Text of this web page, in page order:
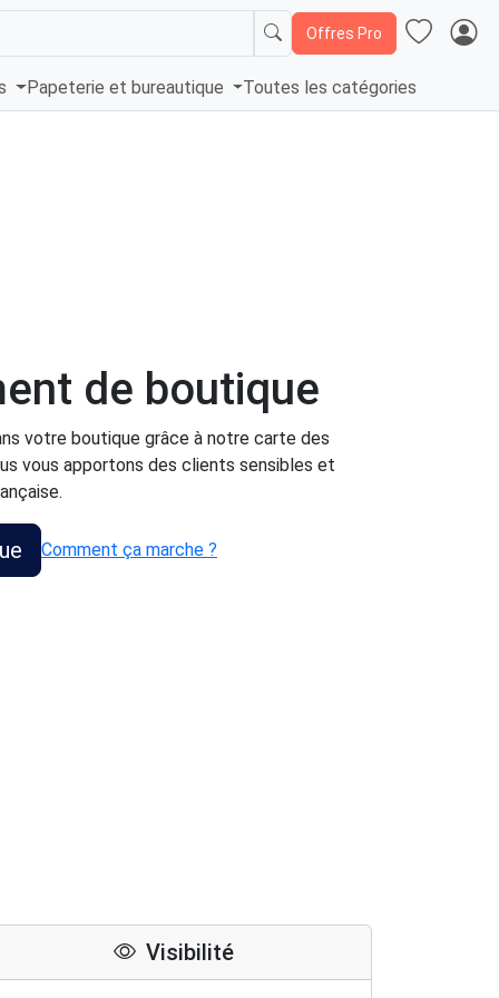
Offres Pro
Papeterie et bureautique Toutes les catégories
de boutique
votre boutique grâce à notre carte des
vous apportons des clients sensibles et
Comment ça marche ?
Visibilité